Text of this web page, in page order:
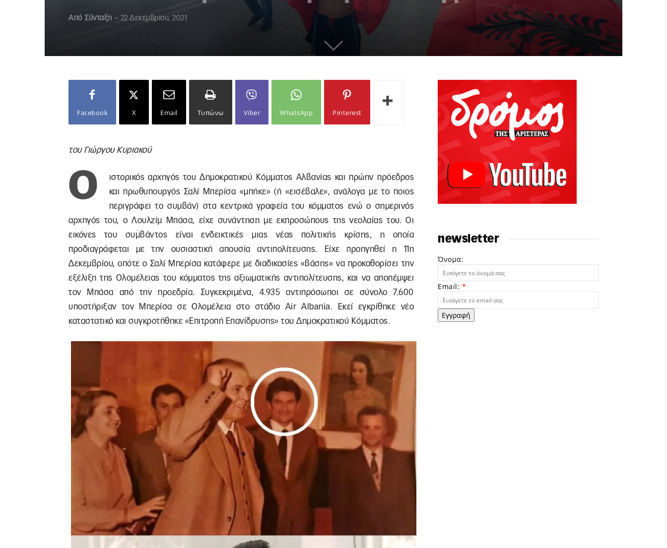
Από Σύνταξη - 22 Δεκεμβρίου, 2021
Facebook X Email Τυπώνω Viber WhatsApp Pinterest
του Γιώργου Κυριακού
Ο
ιστορικός αρχηγός του Δημοκρατικού Κόμματος Αλβανίας και πρώην πρόεδρος
και πρωθυπουργός Σαλί Μπερίσα «μπήκε» (ή «εισέβαλε», ανάλογα με το ποιος
περιγράφει το συμβάν) στα κεντρικά γραφεία του κόμματος ενώ ο σημερινός
αρχηγός του, ο Λουλζίμ Μπάσα, είχε συνάντηση με εκπροσώπους της νεολαίας του. Οι
εικόνες του συμβάντος είναι ενδεικτικές μιας νέας πολιτικής κρίσης, η οποία
προδιαγράφεται με την ουσιαστική απουσία αντιπολίτευσης. Είχε προηγηθεί η 11η
Δεκεμβρίου, οπότε ο Σαλί Μπερίσα κατάφερε με διαδικασίες «βάσης» να προκαθορίσει την
εξέλιξη της Ολομέλειας του κόμματος της αξιωματικής αντιπολίτευσης, και να αποπέμψει
τον Μπάσα από την προεδρία. Συγκεκριμένα, 4.935 αντιπρόσωποι σε σύνολο 7.600
υποστήριξαν τον Μπερίσα σε Ολομέλεια στο στάδιο Air Albania. Εκεί εγκρίθηκε νέο
καταστατικό και συγκροτήθηκε «Επιτροπή Επανίδρυσης» του Δημοκρατικού Κόμματος.
newsletter
Όνομα:
Email: *
Εγγραφή